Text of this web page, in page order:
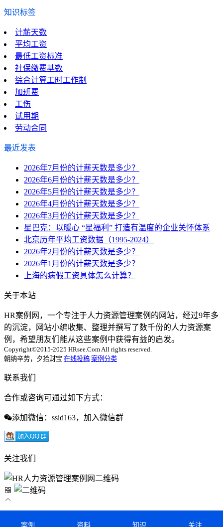
知识标签
计薪天数
平均工资
最低工资标准
社保缴费基数
综合计算工时工作制
加班费
工伤
试用期
劳动合同
最近发表
2026年7月份的计薪天数是多少？
2026年6月份的计薪天数是多少？
2026年5月份的计薪天数是多少？
2026年4月份的计薪天数是多少？
2026年3月份的计薪天数是多少？
星巴克：以暖心 “星福利” 打造有温度的企业关怀体系
北京历年平均工资数据（1995-2024）
2026年2月份的计薪天数是多少？
2026年1月份的计薪天数是多少？
上海的病假工资具体怎么计算？
关于本站
HR案例网，一个专注于人力资源管理案例的网站，经过9年多
的沉淀，网站小编收集、整理并撰写了数千份的人力资源案
例，希望朋友们能从这些案例中获得有益的启发。
Copyright©2015-2025 HRsee.Com All rights reserved.
朝纳辛劳，夕拾财宝 在线投稿 案例分类
联系我们
合作或咨询可通过如下方式：
添加微信：ssid163，加入微信群
关注我们
案例 资料 知识 关注